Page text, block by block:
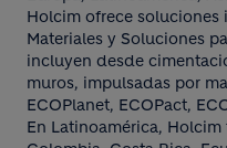
Holcim ofrece soluciones
Materiales y Soluciones
incluyen desde
muros, impulsadas por
ECOPlanet, ECOPact,
En Latinoamérica,